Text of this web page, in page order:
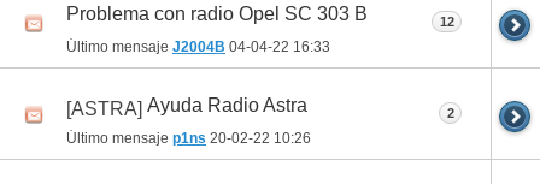
Problema con radio Opel SC 303 B
Último mensaje J2004B 04-04-22 16:33
12
[ASTRA] Ayuda Radio Astra
Último mensaje p1ns 20-02-22 10:26
2